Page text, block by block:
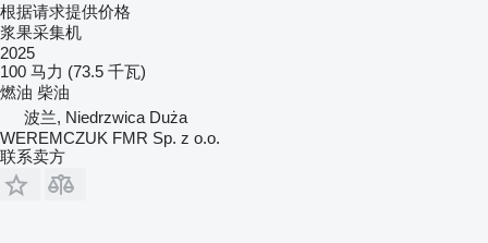
根据请求提供价格
浆果采集机
2025
100 马力 (73.5 千瓦)
燃油 柴油
波兰, Niedrzwica Duża
WEREMCZUK FMR Sp. z o.o.
联系卖方